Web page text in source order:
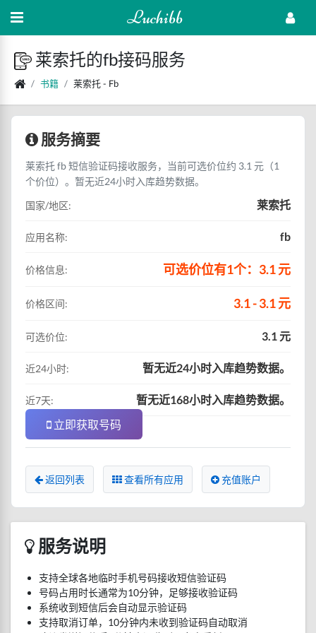
Luchibb
莱索托的fb接码服务
书籍 莱索托 - Fb
服务摘要
莱索托 fb 短信验证码接收服务，当前可选价位约 3.1 元（1
个价位）。暂无近24小时入库趋势数据。
国家/地区:
莱索托
应用名称: fb
价格信息: 可选价位有1个：3.1 元
价格区间: 3.1 - 3.1 元
可选价位: 3.1 元
近24小时: 暂无近24小时入库趋势数据。
近7天:
暂无近168小时入库趋势数据。
立即获取号码
返回列表 查看所有应用 充值账户
服务说明
支持全球各地临时手机号码接收短信验证码
号码占用时长通常为10分钟，足够接收验证码
系统收到短信后会自动显示验证码
支持取消订单，10分钟内未收到验证码自动取消